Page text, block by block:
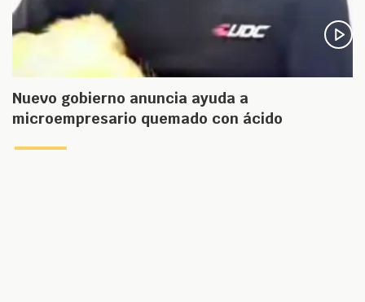
Nuevo gobierno anuncia ayuda a
microempresario quemado con ácido